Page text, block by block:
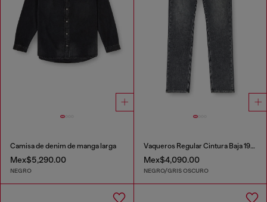
Camisa de denim de manga larga
Mex$5,290.00
NEGRO
Vaqueros Regular Cintura Baja 1985 Larkee
Mex$4,090.00
NEGRO/GRIS OSCURO